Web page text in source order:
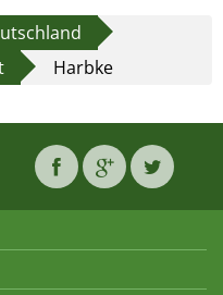
Harbke